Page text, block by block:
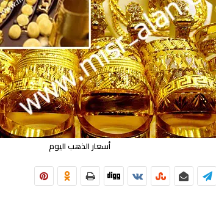
أسعار الذهب اليوم